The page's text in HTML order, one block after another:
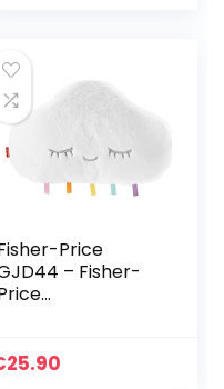
Price
– Fisher-
zacht
25.90